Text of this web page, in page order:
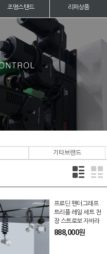
조명스탠드 리퍼상품
기타브랜드
프로딘 팬터그래프
트리플 레일 세트 천
장 스트로보 자바라
888,000원